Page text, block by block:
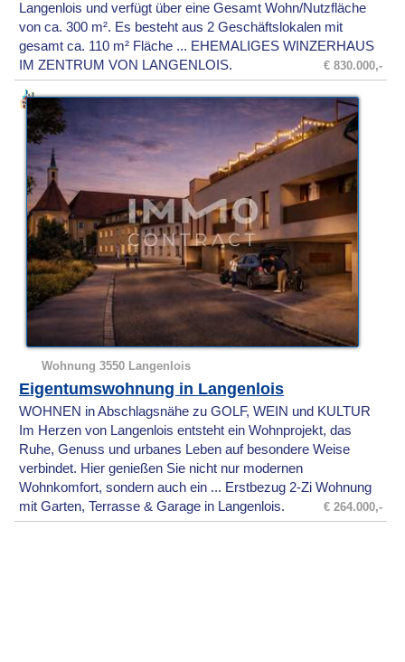
Langenlois und verfügt über eine Gesamt Wohn/Nutzfläche
von ca. 300 m². Es besteht aus 2 Geschäftslokalen mit
gesamt ca. 110 m² Fläche ... EHEMALIGES WINZERHAUS
IM ZENTRUM VON LANGENLOIS.
€ 830.000,-
Wohnung 3550 Langenlois
Eigentumswohnung in Langenlois
WOHNEN in Abschlagsnähe zu GOLF, WEIN und KULTUR
Im Herzen von Langenlois entsteht ein Wohnprojekt, das
Ruhe, Genuss und urbanes Leben auf besondere Weise
verbindet. Hier genießen Sie nicht nur modernen
Wohnkomfort, sondern auch ein ... Erstbezug 2-Zi Wohnung
mit Garten, Terrasse & Garage in Langenlois.
€ 264.000,-